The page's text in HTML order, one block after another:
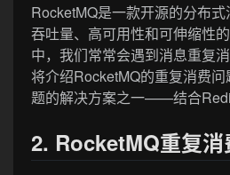
RocketMQ是一款开源的分布
吞吐量、高可用性和可伸缩性
中，我们常常会遇到消息重复
将介绍RocketMQ的重复消费
题的解决方案之一——结合
2. RocketMQ重复